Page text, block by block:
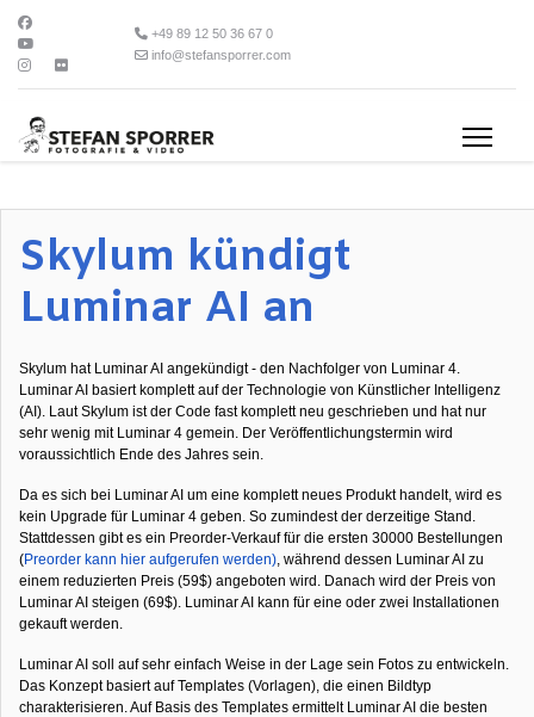
+49 89 12 50 36 67 0
info@stefansporrer.com
Skylum kündigt
Luminar AI an
Skylum hat Luminar AI angekündigt - den Nachfolger von Luminar 4.
Luminar AI basiert komplett auf der Technologie von Künstlicher Intelligenz
(AI). Laut Skylum ist der Code fast komplett neu geschrieben und hat nur
sehr wenig mit Luminar 4 gemein. Der Veröffentlichungstermin wird
voraussichtlich Ende des Jahres sein.
Da es sich bei Luminar AI um eine komplett neues Produkt handelt, wird es
kein Upgrade für Luminar 4 geben. So zumindest der derzeitige Stand.
Stattdessen gibt es ein Preorder-Verkauf für die ersten 30000 Bestellungen
(Preorder kann hier aufgerufen werden), während dessen Luminar AI zu
einem reduzierten Preis (59$) angeboten wird. Danach wird der Preis von
Luminar AI steigen (69$). Luminar AI kann für eine oder zwei Installationen
gekauft werden.
Luminar AI soll auf sehr einfach Weise in der Lage sein Fotos zu entwickeln.
Das Konzept basiert auf Templates (Vorlagen), die einen Bildtyp
charakterisieren. Auf Basis des Templates ermittelt Luminar AI die besten